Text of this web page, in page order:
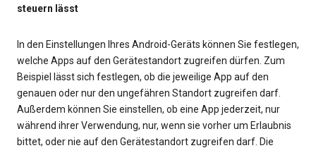
steuern lässt
In den Einstellungen Ihres Android-Geräts können Sie festlegen,
welche Apps auf den Gerätestandort zugreifen dürfen. Zum
Beispiel lässt sich festlegen, ob die jeweilige App auf den
genauen oder nur den ungefähren Standort zugreifen darf.
Außerdem können Sie einstellen, ob eine App jederzeit, nur
während ihrer Verwendung, nur, wenn sie vorher um Erlaubnis
bittet, oder nie auf den Gerätestandort zugreifen darf. Die